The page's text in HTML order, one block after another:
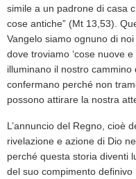
simile a un padrone di casa
cose antiche” (Mt 13,53).
Vangelo siamo ognuno di
dove troviamo ‘cose nuove
illuminano il nostro
confermano perché non
possono attirare la nostra
L’annuncio del Regno, cioè
rivelazione e azione di Dio
perché questa storia diventi
del suo compimento definivo